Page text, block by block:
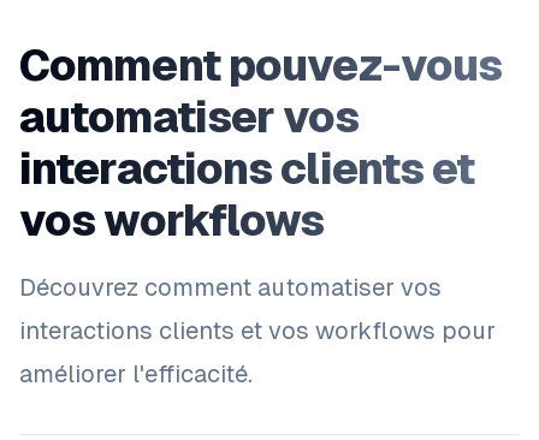
Comment pouvez-vous
automatiser vos
interactions clients et
vos workflows
Découvrez comment automatiser vos
interactions clients et vos workflows pour
améliorer l'efficacité.